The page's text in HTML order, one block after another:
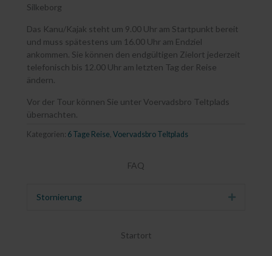
Silkeborg
Das Kanu/Kajak steht um 9.00 Uhr am Startpunkt bereit
und muss spätestens um 16.00 Uhr am Endziel
ankommen. Sie können den endgültigen Zielort jederzeit
telefonisch bis 12.00 Uhr am letzten Tag der Reise
ändern.
Vor der Tour können Sie unter Voervadsbro Teltplads
übernachten.
Kategorien: 6 Tage Reise Voervadsbro Teltplads
FAQ
Stornierung Erweitern
Startort